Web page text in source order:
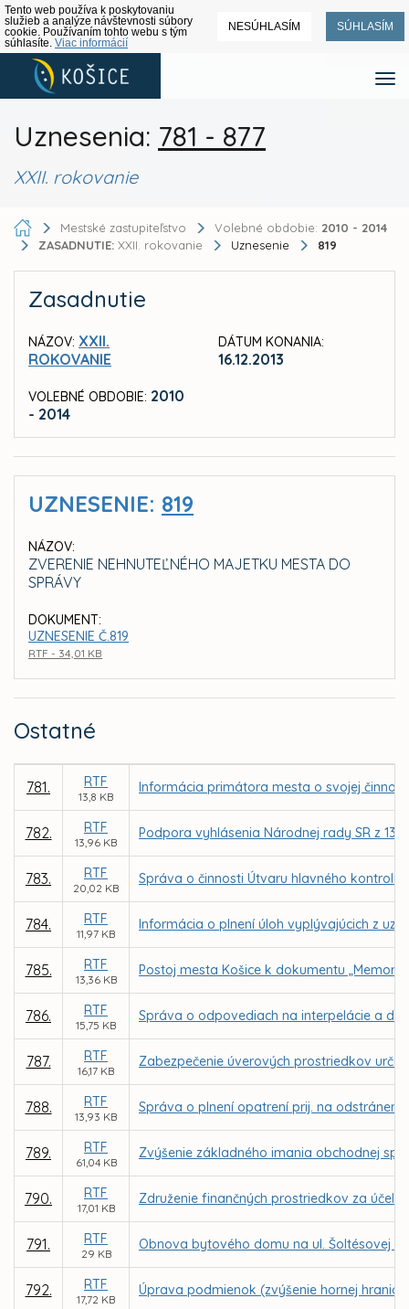
Tento web používa k poskytovaniu
služieb a analýze návštevnosti súbory
cookie. Používaním tohto webu s tým
súhlasíte. Viac informácií
NESÚHLASÍM SÚHLASÍM
Uznesenia: 781 - 877
XXII. rokovanie
Mestské zastupiteľstvo Volebné obdobie: 2010 - 2014
ZASADNUTIE: XXII. rokovanie Uznesenie 819
Zasadnutie
NÁZOV: XXII.
ROKOVANIE
VOLEBNÉ OBDOBIE: 2010
- 2014
DÁTUM KONANIA:
16.12.2013
UZNESENIE: 819
NÁZOV:
ZVERENIE NEHNUTEĽNÉHO MAJETKU MESTA DO
SPRÁVY
DOKUMENT:
UZNESENIE Č.819
RTF - 34,01 KB
Ostatné
781. RTF
13,8 KB
Informácia primátora mesta o svojej
782. RTF
13,96 KB
Podpora vyhlásenia Národnej rady SR z 13.
783. RTF
20,02 KB
Správa o činnosti Útvaru hlavného
784. RTF
11,97 KB
Informácia o plnení úloh vyplývajúcich z
785. RTF
13,36 KB
Postoj mesta Košice k dokumentu
786. RTF
15,75 KB
Správa o odpovediach na interpelácie a
787. RTF
16,17 KB
Zabezpečenie úverových prostriedkov
788. RTF
13,93 KB
Správa o plnení opatrení prij. na
789. RTF
61,04 KB
Zvýšenie základného imania obchodnej
790. RTF
17,01 KB
Združenie finančných prostriedkov za
791. RTF
29 KB
Obnova bytového domu na ul. Šoltésovej 11,
792. RTF
17,72 KB
Úprava podmienok (zvýšenie hornej